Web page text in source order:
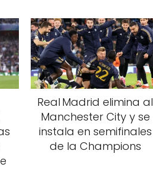
Real Madrid elimina al
Manchester City y se
instala en semifinales
de la Champions